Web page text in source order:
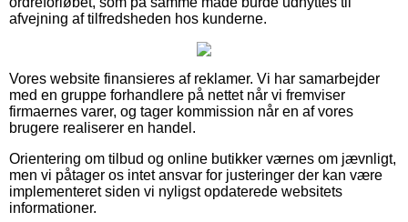
afvejning af tilfredsheden hos kunderne.
Vores website finansieres af reklamer. Vi har samarbejder
med en gruppe forhandlere på nettet når vi fremviser
firmaernes varer, og tager kommission når en af vores
brugere realiserer en handel.
Orientering om tilbud og online butikker værnes om jævnligt,
men vi påtager os intet ansvar for justeringer der kan være
implementeret siden vi nyligst opdaterede websitets
informationer.